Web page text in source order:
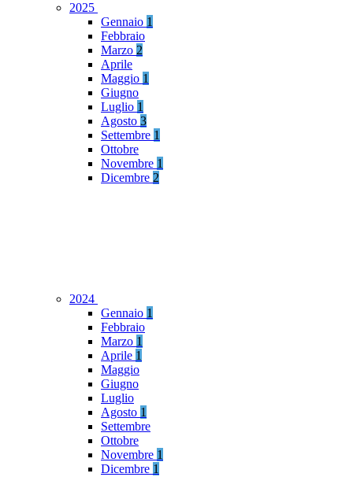
2025
Gennaio 1
Febbraio
Marzo 2
Aprile
Maggio 1
Giugno
Luglio 1
Agosto 3
Settembre 1
Ottobre
Novembre 1
Dicembre 2
2024
Gennaio 1
Febbraio
Marzo 1
Aprile 1
Maggio
Giugno
Luglio
Agosto 1
Settembre
Ottobre
Novembre 1
Dicembre 1